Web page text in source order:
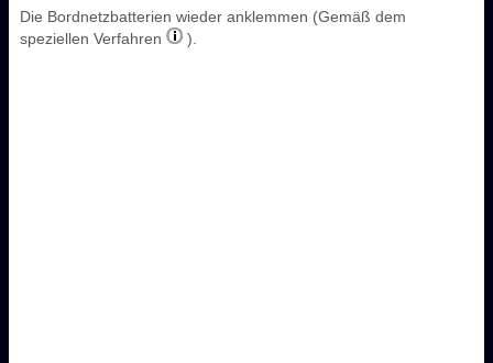
Die Bordnetzbatterien wieder anklemmen (Gemäß dem
speziellen Verfahren
).